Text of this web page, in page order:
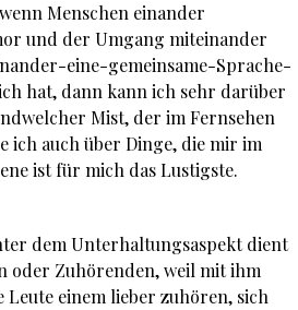
Menschen einander
und der Umgang miteinander
eine-gemeinsame-Sprache-
hat, dann kann ich sehr darüber
Mist, der im Fernsehen
ich auch über Dinge, die mir im
ist für mich das Lustigste.
dem Unterhaltungsaspekt dient
oder Zuhörenden, weil mit ihm
einem lieber zuhören, sich